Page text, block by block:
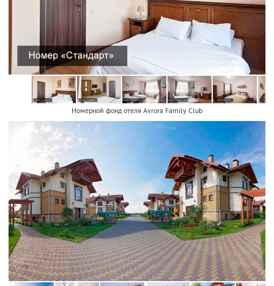
Номерной фонд отеля Avrora Family Club